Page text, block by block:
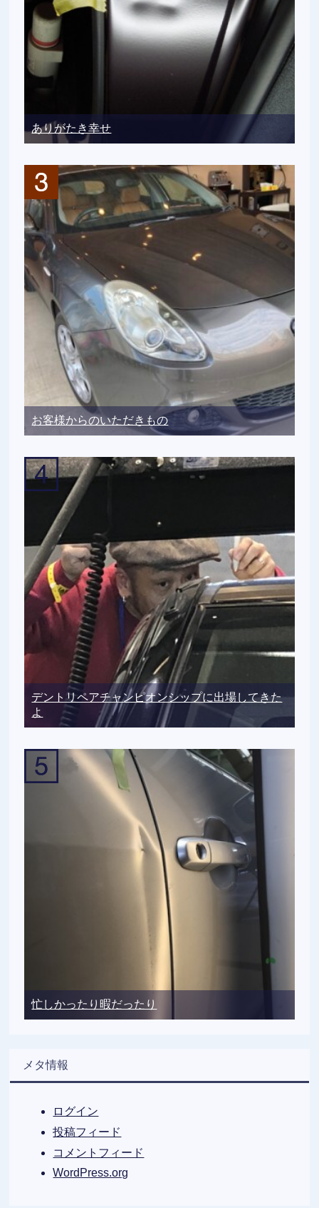
ありがたき幸せ
お客様からのいただきもの
デントリペアチャンピオンシップに出場してきた
よ
忙しかったり暇だったり
メタ情報
ログイン
投稿フィード
コメントフィード
WordPress.org